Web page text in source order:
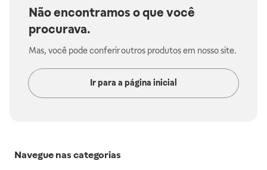
Não encontramos o que você
procurava.
Mas, você pode conferir outros produtos em nosso site.
Ir para a página inicial
Navegue nas categorias